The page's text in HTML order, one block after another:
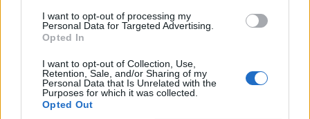
I want to opt-out of processing my
Personal Data for Targeted Advertising.
Opted In
I want to opt-out of Collection, Use,
Retention, Sale, and/or Sharing of my
Personal Data that Is Unrelated with the
Purposes for which it was collected.
Opted Out